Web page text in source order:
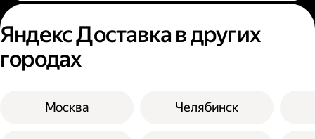
Яндекс Доставка в других
городах
Москва Челябинск